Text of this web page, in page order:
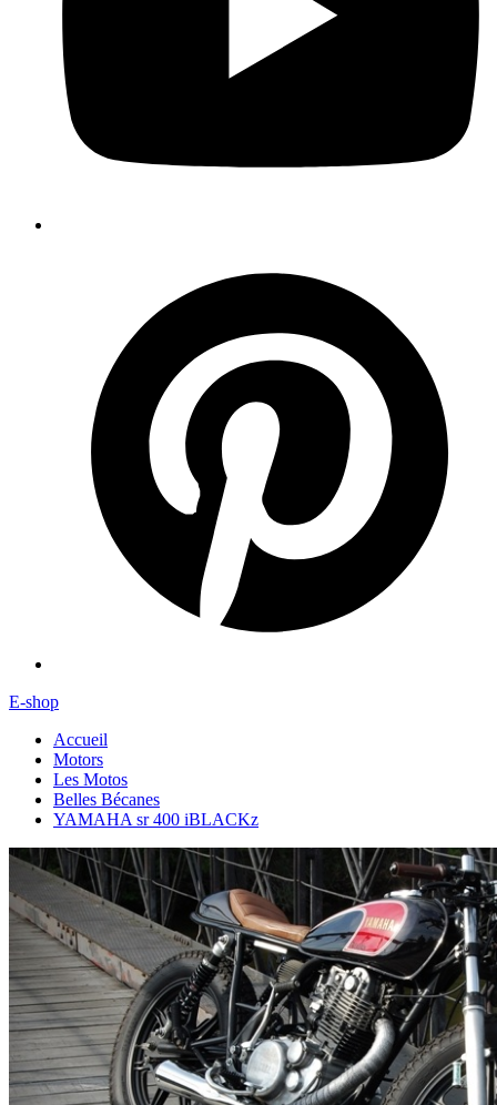
E-shop
Accueil
Motors
Les Motos
Belles Bécanes
YAMAHA sr 400 iBLACKz